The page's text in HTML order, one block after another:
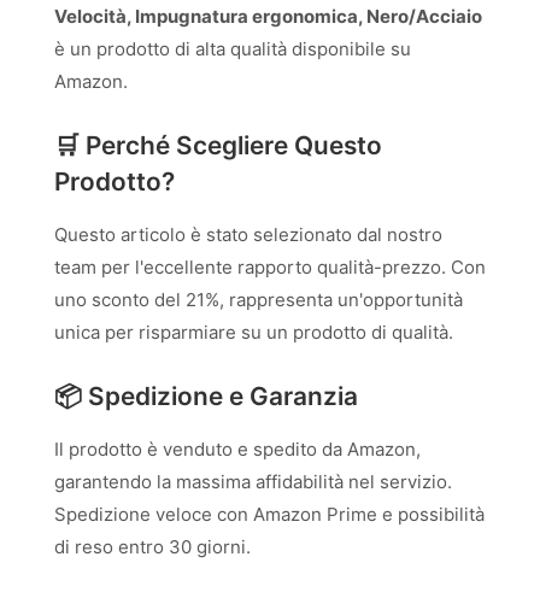
Velocità, Impugnatura ergonomica, Nero/Acciaio
è un prodotto di alta qualità disponibile su
Amazon.
🛒 Perché Scegliere Questo
Prodotto?
Questo articolo è stato selezionato dal nostro
team per l'eccellente rapporto qualità-prezzo. Con
uno sconto del 21%, rappresenta un'opportunità
unica per risparmiare su un prodotto di qualità.
📦 Spedizione e Garanzia
Il prodotto è venduto e spedito da Amazon,
garantendo la massima affidabilità nel servizio.
Spedizione veloce con Amazon Prime e possibilità
di reso entro 30 giorni.